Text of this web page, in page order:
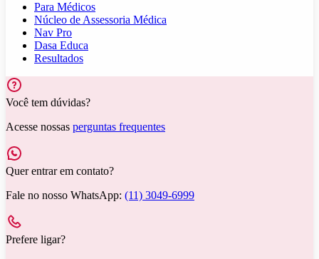
Para Médicos
Núcleo de Assessoria Médica
Nav Pro
Dasa Educa
Resultados
Você tem dúvidas?
Acesse nossas perguntas frequentes
Quer entrar em contato?
Fale no nosso WhatsApp: (11) 3049-6999
Prefere ligar?